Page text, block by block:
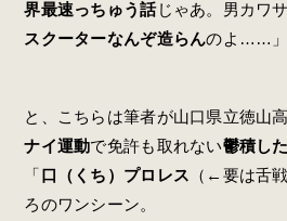
界最速っちゅう話じゃあ。男カワ
スクーターなんぞ造らんのよ……」
と、こちらは筆者が山口県立徳山
ナイ運動で免許も取れない鬱積し
「口（くち）プロレス （←要は舌
ろのワンシーン。